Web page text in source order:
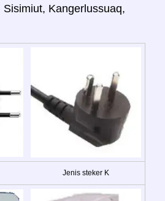
Kangerlussuaq,
Jenis steker K